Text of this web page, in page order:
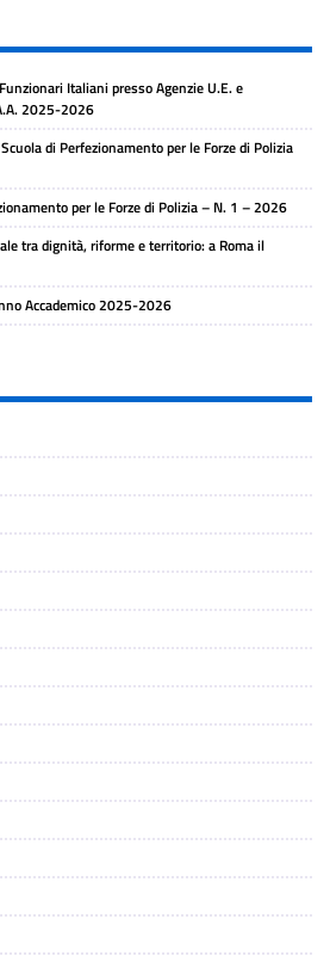
Italiani presso Agenzie U.E. e
2025-2026
di Perfezionamento per le Forze di Polizia
per le Forze di Polizia – N. 1 – 2026
tra dignità, riforme e territorio: a Roma il
Accademico 2025-2026